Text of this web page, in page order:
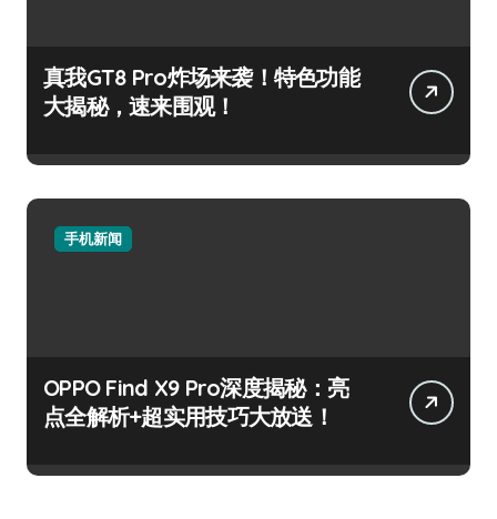
真我GT8 Pro炸场来袭！特色功能
大揭秘，速来围观！
手机新闻
OPPO Find X9 Pro深度揭秘：亮
点全解析+超实用技巧大放送！